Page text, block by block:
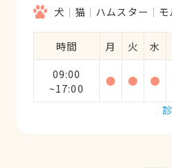
犬
猫 ハムスター モ
時間 月 火 水
09:00
~17:00
● ● ●